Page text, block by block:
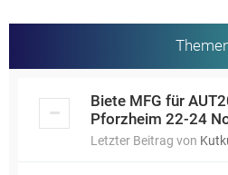
Biete MFG für
Pforzheim 22-24
Letzter Beitrag von